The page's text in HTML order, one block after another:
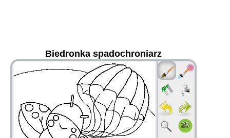
Biedronka spadochroniarz